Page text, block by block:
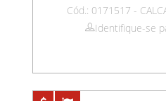
Cód.: 0171517 -
Identifique-se